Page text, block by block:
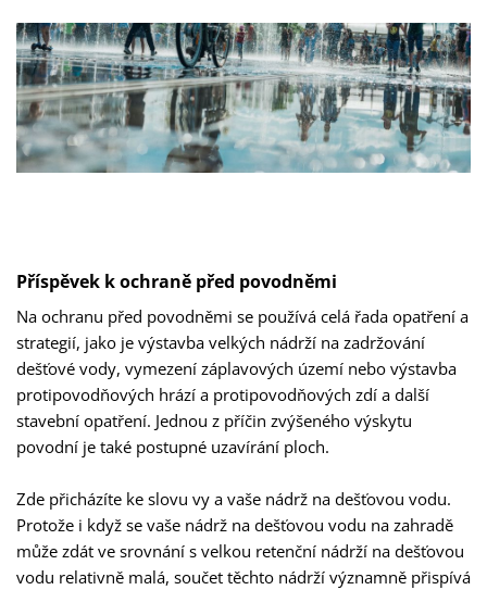
Příspěvek k ochraně před povodněmi
Na ochranu před povodněmi se používá celá řada opatření a
strategií, jako je výstavba velkých nádrží na zadržování
dešťové vody, vymezení záplavových území nebo výstavba
protipovodňových hrází a protipovodňových zdí a další
stavební opatření. Jednou z příčin zvýšeného výskytu
povodní je také postupné uzavírání ploch.
Zde přicházíte ke slovu vy a vaše nádrž na dešťovou vodu.
Protože i když se vaše nádrž na dešťovou vodu na zahradě
může zdát ve srovnání s velkou retenční nádrží na dešťovou
vodu relativně malá, součet těchto nádrží významně přispívá